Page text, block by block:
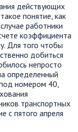
действующих
понятие, как
работники
коэффициента
Для того чтобы
добиться
непросто
определенный
номером 40,
транспортных
с пятого апреля